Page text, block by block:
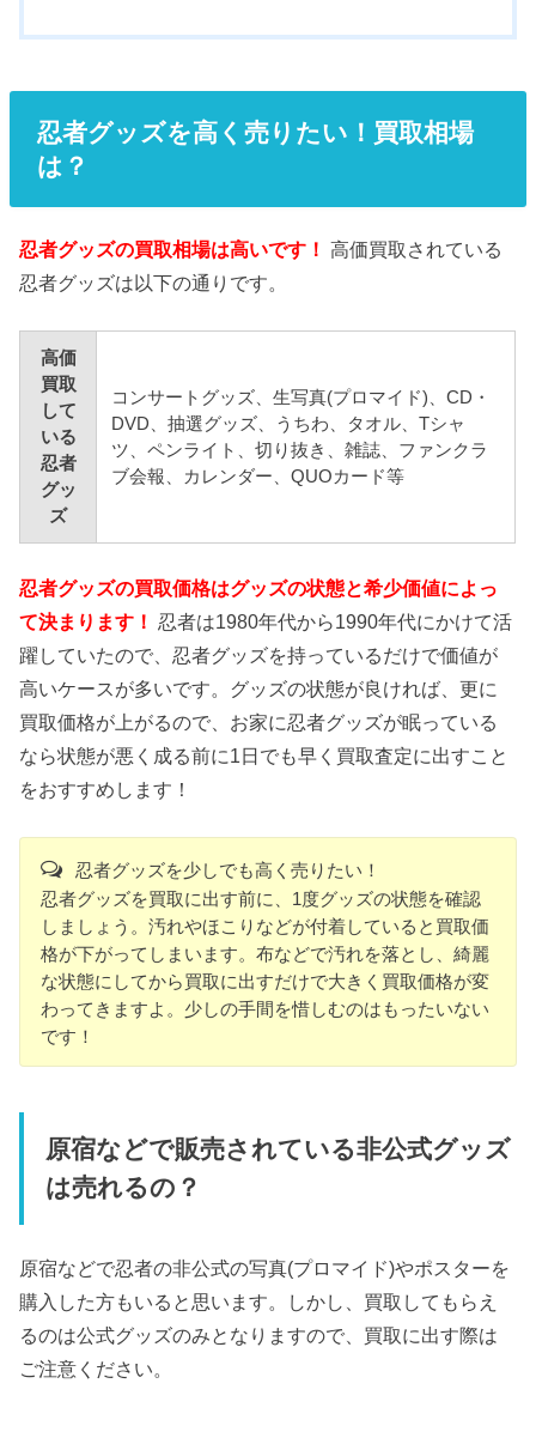
忍者グッズを高く売りたい！買取相場
は？
忍者グッズの買取相場は高いです！ 高価買取されている
忍者グッズは以下の通りです。
高価
買取
して
いる
忍者
グッ
ズ
コンサートグッズ、生写真(プロマイド)、CD・
DVD、抽選グッズ、うちわ、タオル、Tシャ
ツ、ペンライト、切り抜き、雑誌、ファンクラ
ブ会報、カレンダー、QUOカード等
忍者グッズの買取価格はグッズの状態と希少価値によっ
て決まります！
忍者は1980年代から1990年代にかけて活
躍していたので、忍者グッズを持っているだけで価値が
高いケースが多いです。グッズの状態が良ければ、更に
買取価格が上がるので、お家に忍者グッズが眠っている
なら状態が悪く成る前に1日でも早く買取査定に出すこと
をおすすめします！
忍者グッズを少しでも高く売りたい！
忍者グッズを買取に出す前に、1度グッズの状態を確認
しましょう。汚れやほこりなどが付着していると買取価
格が下がってしまいます。布などで汚れを落とし、綺麗
な状態にしてから買取に出すだけで大きく買取価格が変
わってきますよ。少しの手間を惜しむのはもったいない
です！
原宿などで販売されている非公式グッズ
は売れるの？
原宿などで忍者の非公式の写真(プロマイド)やポスターを
購入した方もいると思います。しかし、買取してもらえ
るのは公式グッズのみとなりますので、買取に出す際は
ご注意ください。